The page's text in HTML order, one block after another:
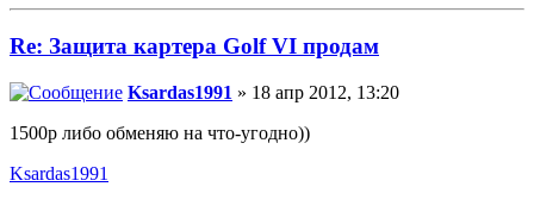
Re: Защита картера Golf VI продам
Ksardas1991 » 18 апр 2012, 13:20
1500р либо обменяю на что-угодно))
Ksardas1991